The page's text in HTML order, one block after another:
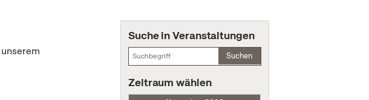
Suche in Veranstaltungen
Suchen
Zeitraum wählen